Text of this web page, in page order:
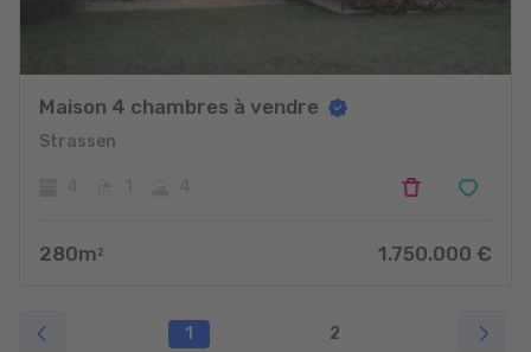
Maison 4 chambres à vendre
Strassen
280m 2 1.750.000 €
1 2